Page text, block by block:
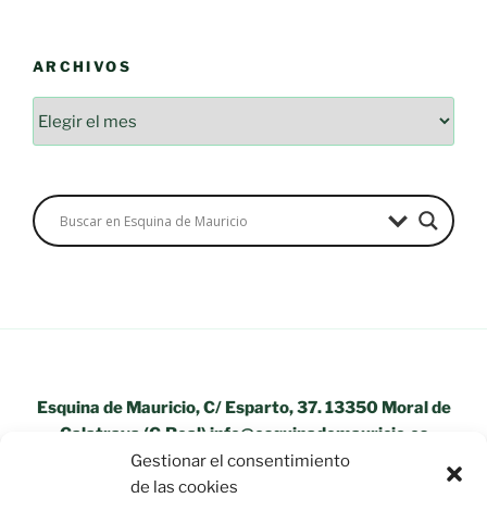
Gestionar el consentimiento
de las cookies
ARCHIVOS
Esquina de Mauricio, C/ Esparto, 37. 13350 Moral de
Calatrava (C.Real) info@esquinademauricio.es
«Aviso Legal»